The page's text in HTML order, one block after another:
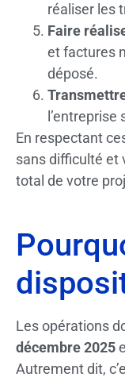
réaliser les
Faire
et factures
déposé.
En respectant
sans difficulté et
total de votre
Les opérations
décembre 2025
Autrement dit,